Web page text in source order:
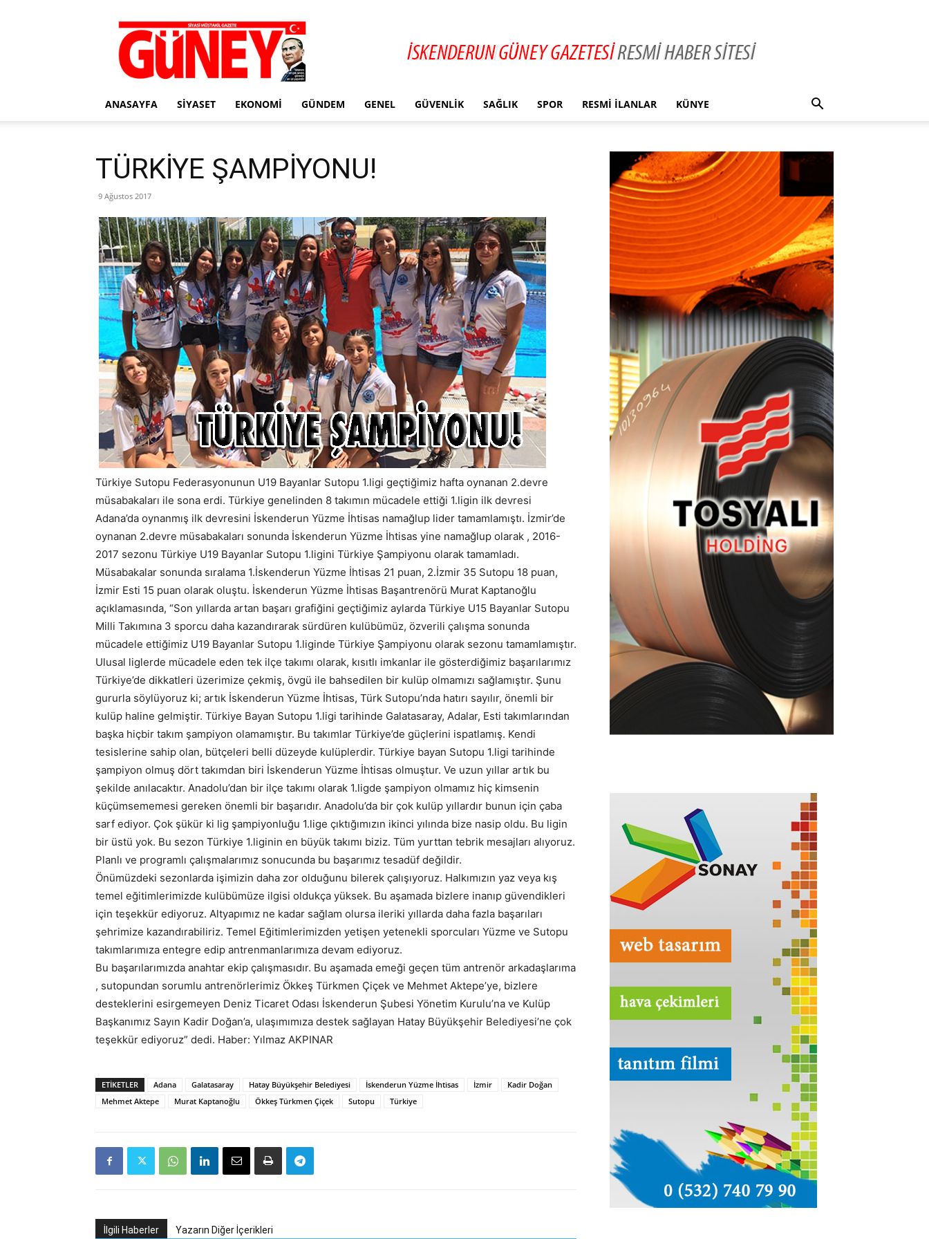
Gazete
Güney
ANASAYFA SIYASET EKONOMI GÜNDEM GENEL GÜVENLIK SAĞLIK SPOR RESMI İLANLAR KÜNYE
TÜRKİYE ŞAMPİYONU!
9 Ağustos 2017
Türkiye Sutopu Federasyonunun U19 Bayanlar Sutopu 1.ligi geçtiğimiz hafta oynanan 2.devre
müsabakaları ile sona erdi. Türkiye genelinden 8 takımın mücadele ettiği 1.ligin ilk devresi
Adana’da oynanmış ilk devresini İskenderun Yüzme İhtisas namağlup lider tamamlamıştı. İzmir’de
oynanan 2.devre müsabakaları sonunda İskenderun Yüzme İhtisas yine namağlup olarak , 2016-
2017 sezonu Türkiye U19 Bayanlar Sutopu 1.ligini Türkiye Şampiyonu olarak tamamladı.
Müsabakalar sonunda sıralama 1.İskenderun Yüzme İhtisas 21 puan, 2.İzmir 35 Sutopu 18 puan,
İzmir Esti 15 puan olarak oluştu. İskenderun Yüzme İhtisas Başantrenörü Murat Kaptanoğlu
açıklamasında, “Son yıllarda artan başarı grafiğini geçtiğimiz aylarda Türkiye U15 Bayanlar Sutopu
Milli Takımına 3 sporcu daha kazandırarak sürdüren kulübümüz, özverili çalışma sonunda
mücadele ettiğimiz U19 Bayanlar Sutopu 1.liginde Türkiye Şampiyonu olarak sezonu tamamlamıştır.
Ulusal liglerde mücadele eden tek ilçe takımı olarak, kısıtlı imkanlar ile gösterdiğimiz başarılarımız
Türkiye’de dikkatleri üzerimize çekmiş, övgü ile bahsedilen bir kulüp olmamızı sağlamıştır. Şunu
gururla söylüyoruz ki; artık İskenderun Yüzme İhtisas, Türk Sutopu’nda hatırı sayılır, önemli bir
kulüp haline gelmiştir. Türkiye Bayan Sutopu 1.ligi tarihinde Galatasaray, Adalar, Esti takımlarından
başka hiçbir takım şampiyon olamamıştır. Bu takımlar Türkiye’de güçlerini ispatlamış. Kendi
tesislerine sahip olan, bütçeleri belli düzeyde kulüplerdir. Türkiye bayan Sutopu 1.ligi tarihinde
şampiyon olmuş dört takımdan biri İskenderun Yüzme İhtisas olmuştur. Ve uzun yıllar artık bu
şekilde anılacaktır. Anadolu’dan bir ilçe takımı olarak 1.ligde şampiyon olmamız hiç kimsenin
küçümsememesi gereken önemli bir başarıdır. Anadolu’da bir çok kulüp yıllardır bunun için çaba
sarf ediyor. Çok şükür ki lig şampiyonluğu 1.lige çıktığımızın ikinci yılında bize nasip oldu. Bu ligin
bir üstü yok. Bu sezon Türkiye 1.liginin en büyük takımı biziz. Tüm yurttan tebrik mesajları alıyoruz.
Planlı ve programlı çalışmalarımız sonucunda bu başarımız tesadüf değildir.
Önümüzdeki sezonlarda işimizin daha zor olduğunu bilerek çalışıyoruz. Halkımızın yaz veya kış
temel eğitimlerimizde kulübümüze ilgisi oldukça yüksek. Bu aşamada bizlere inanıp güvendikleri
için teşekkür ediyoruz. Altyapımız ne kadar sağlam olursa ileriki yıllarda daha fazla başarıları
şehrimize kazandırabiliriz. Temel Eğitimlerimizden yetişen yetenekli sporcuları Yüzme ve Sutopu
takımlarımıza entegre edip antrenmanlarımıza devam ediyoruz.
Bu başarılarımızda anahtar ekip çalışmasıdır. Bu aşamada emeği geçen tüm antrenör arkadaşlarıma
, sutopundan sorumlu antrenörlerimiz Ökkeş Türkmen Çiçek ve Mehmet Aktepe’ye, bizlere
desteklerini esirgemeyen Deniz Ticaret Odası İskenderun Şubesi Yönetim Kurulu’na ve Kulüp
Başkanımız Sayın Kadir Doğan’a, ulaşımımıza destek sağlayan Hatay Büyükşehir Belediyesi’ne çok
teşekkür ediyoruz” dedi. Haber: Yılmaz AKPINAR
ETIKETLER Adana Galatasaray Hatay Büyükşehir Belediyesi İskenderun Yüzme İhtisas İzmir
Kadir Doğan
Mehmet Aktepe
Murat Kaptanoğlu Ökkeş Türkmen Çiçek Sutopu Türkiye
İlgili Haberler Yazarın Diğer İçerikleri